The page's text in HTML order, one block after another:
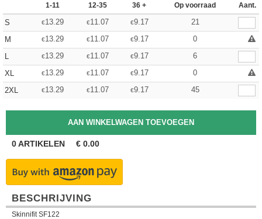
1-11 12-35 36 + Op voorraad Aant.
S €13.29 €11.07 €9.17
21
M
€13.29 €11.07 €9.17
0
L
€13.29 €11.07 €9.17
6
XL
€13.29 €11.07 €9.17
0
2XL
€13.29 €11.07 €9.17 45
0ARTIKELEN € 0.00
BESCHRIJVING
Skinnifit SF122